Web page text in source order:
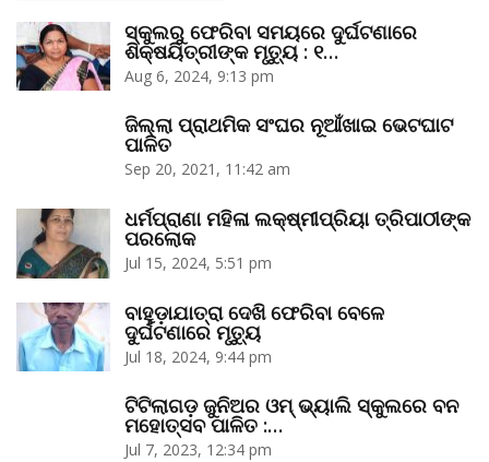
ସ୍କୁଲରୁ ଫେରିବା ସମୟରେ ଦୁର୍ଘଟଣାରେ
ଶିକ୍ଷୟିତ୍ରୀଙ୍କ ମୃତ୍ୟୁ : ୧…
Aug 6, 2024, 9:13 pm
ଜିଲ୍ଲା ପ୍ରାଥମିକ ସଂଘର ନୂଆଁଖାଇ ଭେଟଘାଟ
ପାଳିତ
Sep 20, 2021, 11:42 am
ଧର୍ମପ୍ରାଣା ମହିଳା ଲକ୍ଷ୍ମୀପ୍ରିୟା ତ୍ରିପାଠୀଙ୍କ
ପରଲୋକ
Jul 15, 2024, 5:51 pm
ବାହୁଡ଼ାଯାତ୍ରା ଦେଖି ଫେରିବା ବେଳେ
ଦୁର୍ଘଟଣାରେ ମୃତ୍ୟୁ
Jul 18, 2024, 9:44 pm
ଟିଟିଲାଗଡ଼ ଜୁନିଅର ଓମ୍‌ ଭ୍ୟାଲି ସ୍କୁଲରେ ବନ
ମହୋତ୍ସବ ପାଳିତ :…
Jul 7, 2023, 12:34 pm